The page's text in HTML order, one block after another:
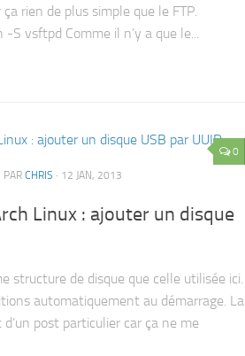
rien de plus simple que le FTP.
S vsftpd Comme il n’y a que le...
0
· PAR CHRIS · 12 JAN, 2013
Linux : ajouter un disque
structure de disque que celle utilisée ici.
automatiquement au démarrage. La
post particulier car ça ne me